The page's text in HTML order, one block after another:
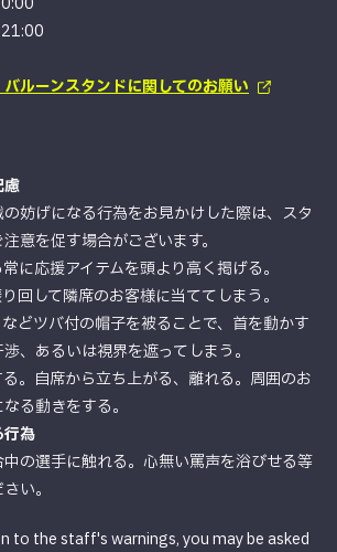
ルーンスタンドに関してのお願い
慮
妨げになる行為をお見かけした際は、スタ
意を促す場合がございます。
に応援アイテムを頭より高く掲げる。
回して隣席のお客様に当ててしまう。
などツバ付の帽子を被ることで、首を動かす
、あるいは視界を遮ってしまう。
る。自席から立ち上がる、離れる。周囲のお
る動きをする。
行為
の選手に触れる。心無い罵声を浴びせる等
い。
to the staff's warnings, you may be asked